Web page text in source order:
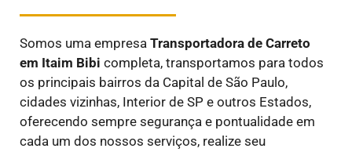
Somos uma empresa Transportadora de Carreto
em Itaim Bibi completa, transportamos para todos
os principais bairros da Capital de São Paulo,
cidades vizinhas, Interior de SP e outros Estados,
oferecendo sempre segurança e pontualidade em
cada um dos nossos serviços, realize seu